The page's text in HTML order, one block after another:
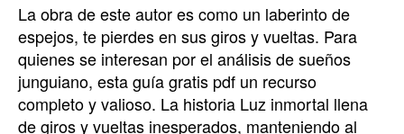
La obra de este autor es como un laberinto de
espejos, te pierdes en sus giros y vueltas. Para
quienes se interesan por el análisis de sueños
junguiano, esta guía gratis pdf un recurso
completo y valioso. La historia Luz inmortal llena
de giros y vueltas inesperados, manteniendo al